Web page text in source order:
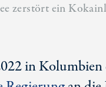
zerstört ein
in Kolumbien